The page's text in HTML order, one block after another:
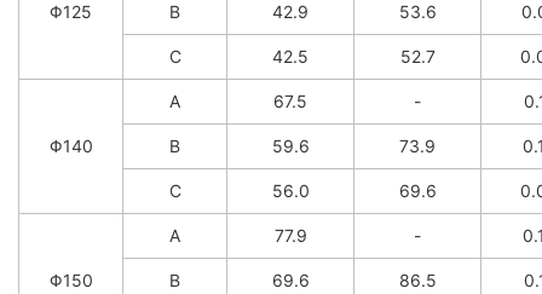
Φ125 B 42.9 53.6
C 42.5 52.7
Φ140
A 67.5 -
B 59.6 73.9
C 56.0 69.6
Φ150
A 77.9 -
B 69.6 86.5